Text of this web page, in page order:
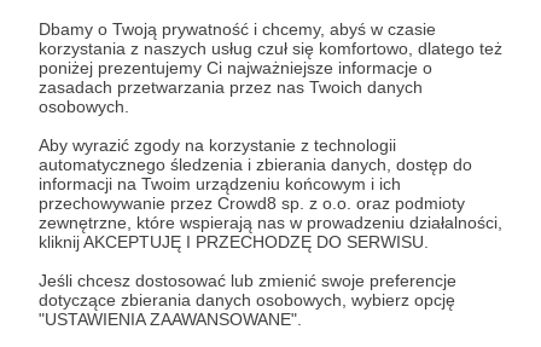
Dbamy o Twoją prywatność i chcemy, abyś w czasie
korzystania z naszych usług czuł się komfortowo, dlatego też
poniżej prezentujemy Ci najważniejsze informacje o
zasadach przetwarzania przez nas Twoich danych
osobowych.
Aby wyrazić zgody na korzystanie z technologii
automatycznego śledzenia i zbierania danych, dostęp do
informacji na Twoim urządzeniu końcowym i ich
przechowywanie przez Crowd8 sp. z o.o. oraz podmioty
zewnętrzne, które wspierają nas w prowadzeniu działalności,
kliknij AKCEPTUJĘ I PRZECHODZĘ DO SERWISU.
Jeśli chcesz dostosować lub zmienić swoje preferencje
dotyczące zbierania danych osobowych, wybierz opcję
"USTAWIENIA ZAAWANSOWANE".
03.01.2024 ● Brak komentarzy
Przedpremierowy odcinek Pananas
Podcast #78
Przedpremierowy odcinek Pananas Podcast #78